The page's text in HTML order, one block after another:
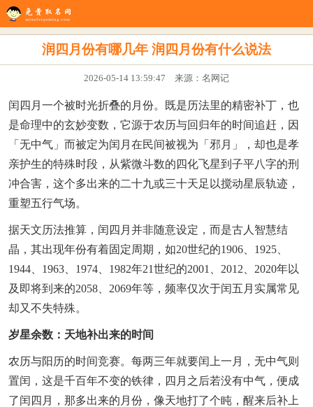
生辰八字 八字配对 在线起名 姓名测试 八字排盘
润四月份有哪几年 润四月份有什么说法
2026-05-14 13:59:47 来源：名网记
闰四月一个被时光折叠的月份。既是历法里的精密补丁，也
是命理中的玄妙变数，它源于农历与回归年的时间追赶，因
「无中气」而被定为闰月在民间被视为「邪月」，却也是孝
亲护生的特殊时段，从紫微斗数的四化飞星到子平八字的刑
冲合害，这个多出来的二十九或三十天足以搅动星辰轨迹，
重塑五行气场。
据天文历法推算，闰四月并非随意设定，而是古人智慧结
晶，其出现年份有着固定周期，如20世纪的1906、1925、
1944、1963、1974、1982年21世纪的2001、2012、2020年以
及即将到来的2058、2069年等，频率仅次于闰五月实属常见
却又不失特殊。
岁星余数：天地补出来的时间
农历与阳历的时间竞赛。每两三年就要闰上一月，无中气则
置闰，这是千百年不变的铁律，四月之后若没有中气，便成
了闰四月，那多出来的月份，像天地打了个盹，醒来后补上